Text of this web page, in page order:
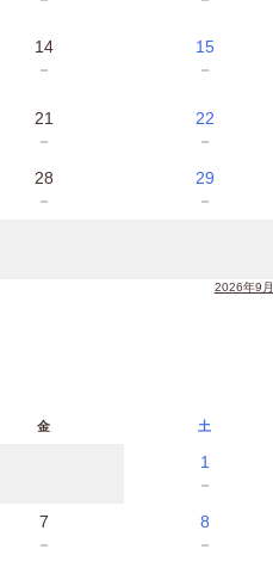
14
－
15
－
21
－
22
－
28
－
29
－
2026年9月
金 土
1
－
7
－
8
－